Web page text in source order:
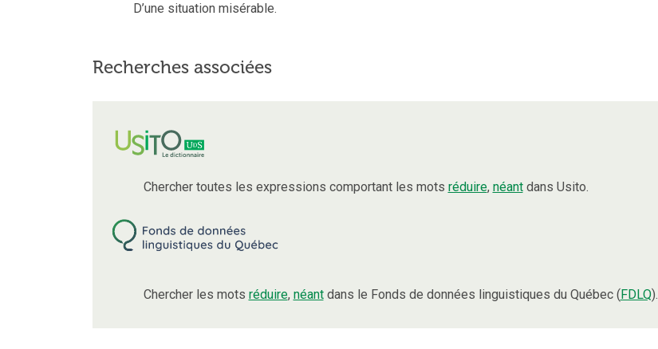
D’une situation misérable.
Recherches associées
Chercher toutes les expressions comportant les mots réduire, néantdans Usito.
Chercher les mots réduire, néantdans le Fonds de données linguistiques du Québec (FDLQ).